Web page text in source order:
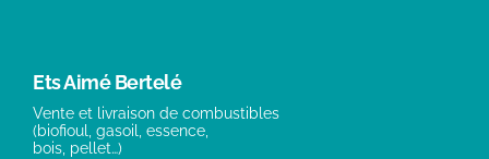
Ets Aimé Bertelé
Vente et livraison de combustibles
(biofioul, gasoil, essence,
bois, pellet…)